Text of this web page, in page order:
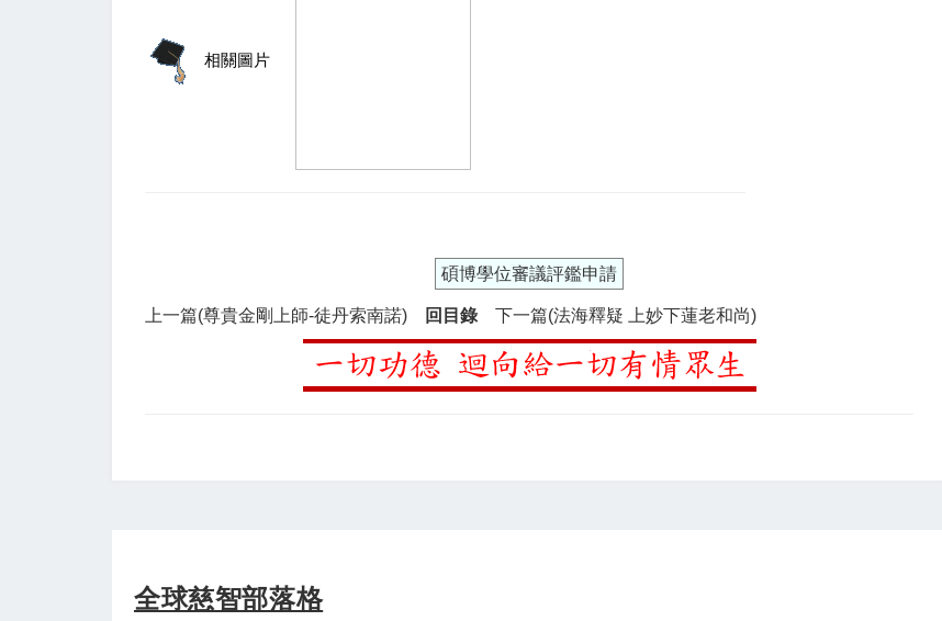
相關圖片
碩博學位審議評鑑申請
上一篇(尊貴金剛上師-徒丹索南諾) 回目錄 下一篇(法海釋疑 上妙下蓮老和尚)
全球慈智部落格